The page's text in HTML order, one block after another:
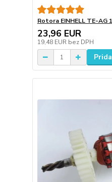
Rotora EINHELL TE-AG
23,96 EUR
19,48 EUR bez DPH